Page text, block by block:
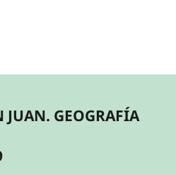
JUAN. GEOGRAFÍA